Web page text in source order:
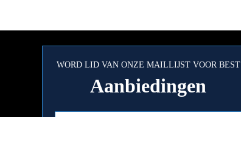
WORD LID VAN ONZE MAILLIJST VOOR BEST
Aanbiedingen